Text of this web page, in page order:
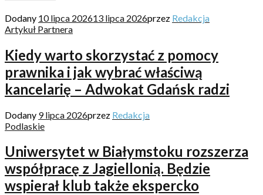
Dodany 10 lipca 202613 lipca 2026przez Redakcja
Artykuł Partnera
Kiedy warto skorzystać z pomocy
prawnika i jak wybrać właściwą
kancelarię – Adwokat Gdańsk radzi
Dodany 9 lipca 2026przez Redakcja
Podlaskie
Uniwersytet w Białymstoku rozszerza
współpracę z Jagiellonią. Będzie
wspierał klub także ekspercko